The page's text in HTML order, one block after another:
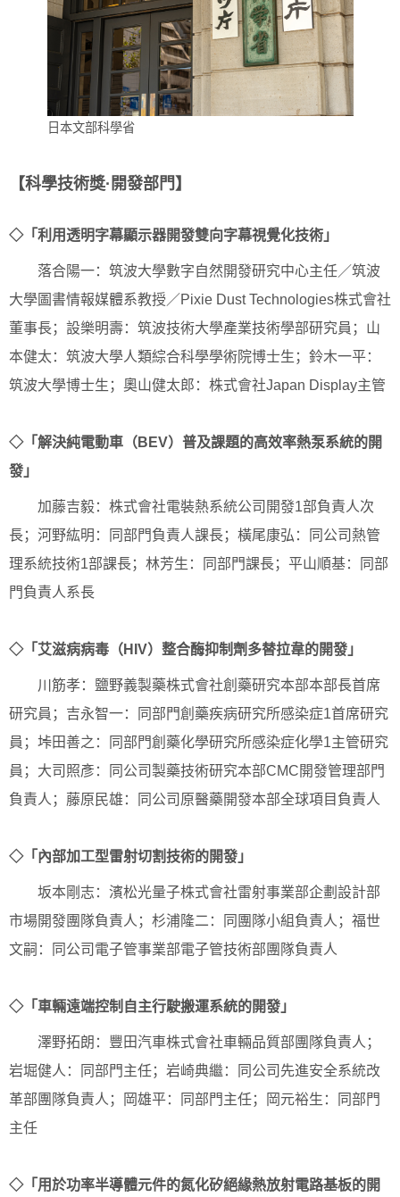
日本文部科學省
【科學技術獎·開發部門】
◇「利用透明字幕顯示器開發雙向字幕視覺化技術」
落合陽一：筑波大學數字自然開發研究中心主任／筑波
大學圖書情報媒體系教授／Pixie Dust Technologies株式會社
董事長；設樂明壽：筑波技術大學產業技術學部研究員；山
本健太：筑波大學人類綜合科學學術院博士生；鈴木一平：
筑波大學博士生；奧山健太郎：株式會社Japan Display主管
◇「解決純電動車（BEV）普及課題的高效率熱泵系統的開
發」
加藤吉毅：株式會社電裝熱系統公司開發1部負責人次
長；河野紘明：同部門負責人課長；橫尾康弘：同公司熱管
理系統技術1部課長；林芳生：同部門課長；平山順基：同部
門負責人系長
◇「艾滋病病毒（HIV）整合酶抑制劑多替拉韋的開發」
川筋孝：鹽野義製藥株式會社創藥研究本部本部長首席
研究員；吉永智一：同部門創藥疾病研究所感染症1首席研究
員；垰田善之：同部門創藥化學研究所感染症化學1主管研究
員；大司照彥：同公司製藥技術研究本部CMC開發管理部門
負責人；藤原民雄：同公司原醫藥開發本部全球項目負責人
◇「內部加工型雷射切割技術的開發」
坂本剛志：濱松光量子株式會社雷射事業部企劃設計部
市場開發團隊負責人；杉浦隆二：同團隊小組負責人；福世
文嗣：同公司電子管事業部電子管技術部團隊負責人
◇「車輛遠端控制自主行駛搬運系統的開發」
澤野拓朗：豐田汽車株式會社車輛品質部團隊負責人；
岩堀健人：同部門主任；岩崎典繼：同公司先進安全系統改
革部團隊負責人；岡雄平：同部門主任；岡元裕生：同部門
主任
◇「用於功率半導體元件的氮化矽絕緣熱放射電路基板的開